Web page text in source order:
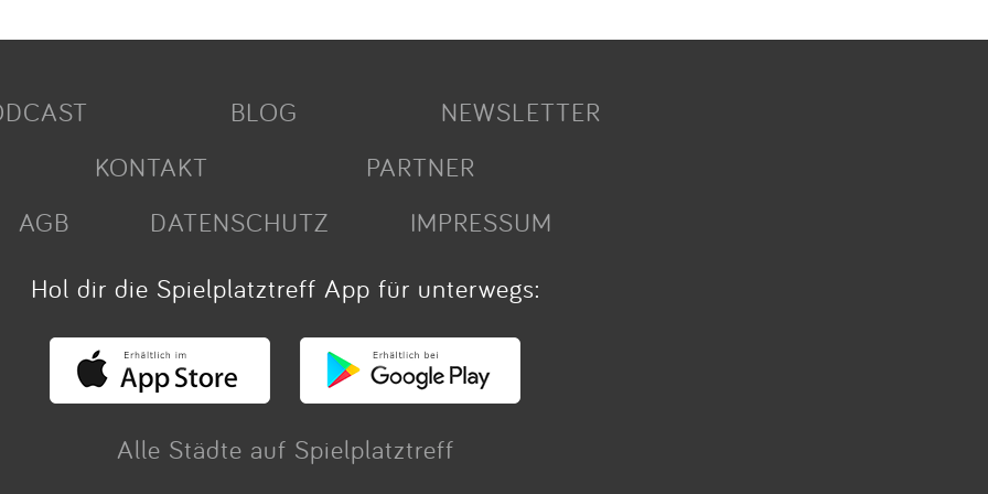
BLOG
NEWSLETTER
KONTAKT
PARTNER
AGB
DATENSCHUTZ
IMPRESSUM
Hol dir die Spielplatztreff App für unterwegs:
Alle Städte auf Spielplatztreff